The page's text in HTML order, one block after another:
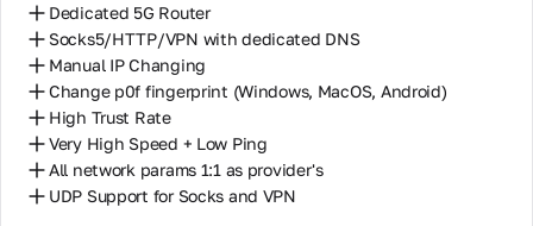
Dedicated 5G Router
Socks5/HTTP/VPN with dedicated DNS
Manual IP Changing
Change p0f fingerprint (Windows, MacOS, Android)
High Trust Rate
Very High Speed + Low Ping
All network params 1:1 as provider's
UDP Support for Socks and VPN